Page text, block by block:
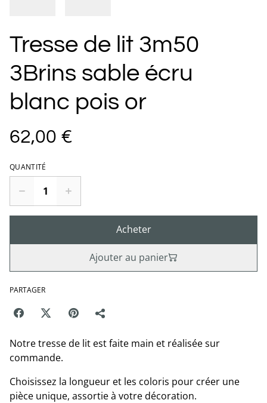
Tresse de lit 3m50
3Brins sable écru
blanc pois or
62,00 €
QUANTITÉ
Acheter
Ajouter au panier
PARTAGER
Notre tresse de lit est faite main et réalisée sur
commande.
Choisissez la longueur et les coloris pour créer une
pièce unique, assortie à votre décoration.